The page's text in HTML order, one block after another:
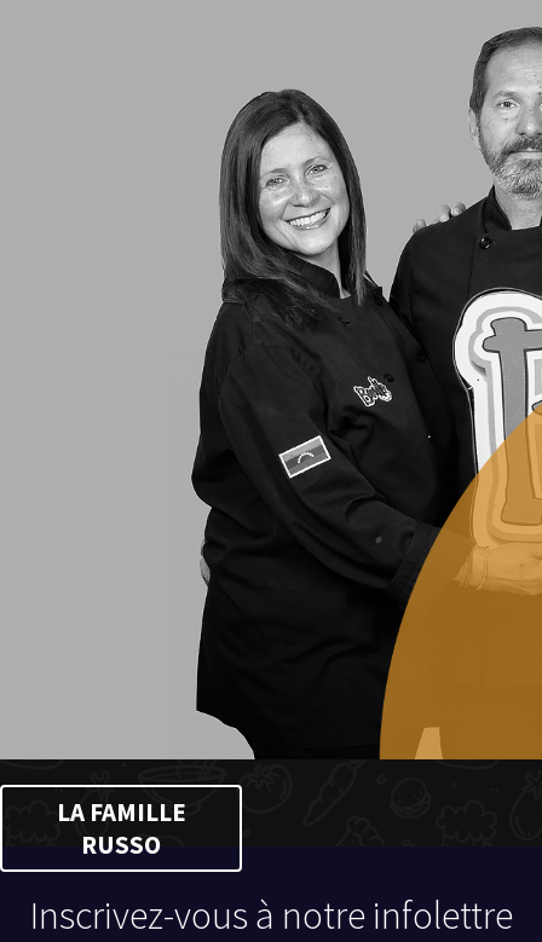
LA FAMILLE
RUSSO
Inscrivez-vous à notre infolettre